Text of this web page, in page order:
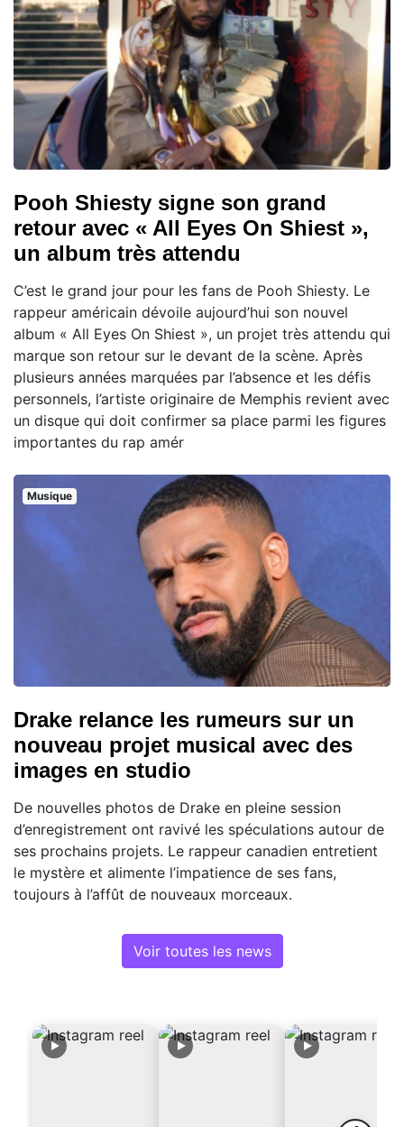
Pooh Shiesty signe son grand
retour avec « All Eyes On Shiest »,
un album très attendu
C’est le grand jour pour les fans de Pooh Shiesty. Le
rappeur américain dévoile aujourd’hui son nouvel
album « All Eyes On Shiest », un projet très attendu qui
marque son retour sur le devant de la scène. Après
plusieurs années marquées par l’absence et les défis
personnels, l’artiste originaire de Memphis revient avec
un disque qui doit confirmer sa place parmi les figures
importantes du rap amér
Musique
Drake relance les rumeurs sur un
nouveau projet musical avec des
images en studio
De nouvelles photos de Drake en pleine session
d’enregistrement ont ravivé les spéculations autour de
ses prochains projets. Le rappeur canadien entretient
le mystère et alimente l’impatience de ses fans,
toujours à l’affût de nouveaux morceaux.
Voir toutes les news